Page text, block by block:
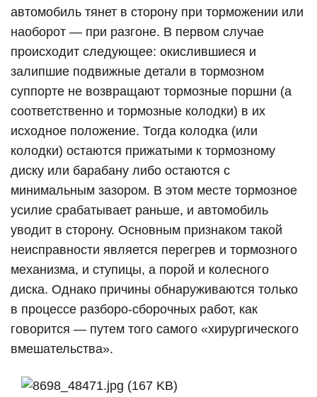
автомобиль тянет в сторону при торможении или
наоборот — при разгоне. В первом случае
происходит следующее: окислившиеся и
залипшие подвижные детали в тормозном
суппорте не возвращают тормозные поршни (а
соответственно и тормозные колодки) в их
исходное положение. Тогда колодка (или
колодки) остаются прижатыми к тормозному
диску или барабану либо остаются с
минимальным зазором. В этом месте тормозное
усилие срабатывает раньше, и автомобиль
уводит в сторону. Основным признаком такой
неисправности является перегрев и тормозного
механизма, и ступицы, а порой и колесного
диска. Однако причины обнаруживаются только
в процессе разборо-сборочных работ, как
говорится — путем того самого «хирургического
вмешательства».